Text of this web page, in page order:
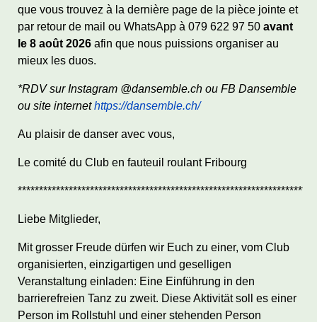
que vous trouvez à la dernière page de la pièce jointe et
par retour de mail ou WhatsApp à 079 622 97 50 avant
le 8 août 2026 afin que nous puissions organiser au
mieux les duos.
*RDV sur Instagram @dansemble.ch ou FB Dansemble
ou site internethttps://dansemble.ch/
Au plaisir de danser avec vous,
Le comité du Club en fauteuil roulant Fribourg
Liebe Mitglieder,
Mit grosser Freude dürfen wir Euch zu einer, vom Club
organisierten, einzigartigen und geselligen
Veranstaltung einladen: Eine Einführung in den
barrierefreien Tanz zu zweit. Diese Aktivität soll es einer
Person im Rollstuhl und einer stehenden Person